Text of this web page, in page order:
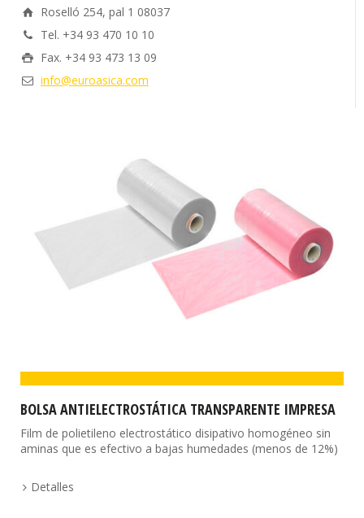
Roselló 254, pal 1 08037
Tel. +34 93 470 10 10
Fax. +34 93 473 13 09
info@euroasica.com
BOLSA ANTIELECTROSTÁTICA TRANSPARENTE IMPRESA
Film de polietileno electrostático disipativo homogéneo sin
aminas que es efectivo a bajas humedades (menos de 12%)
Detalles